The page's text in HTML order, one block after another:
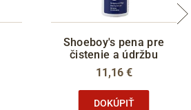
Shoeboy's pena pre
čistenie a údržbu
11,16 €
DOKÚPIŤ